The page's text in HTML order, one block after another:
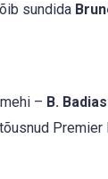
sundida
– B.